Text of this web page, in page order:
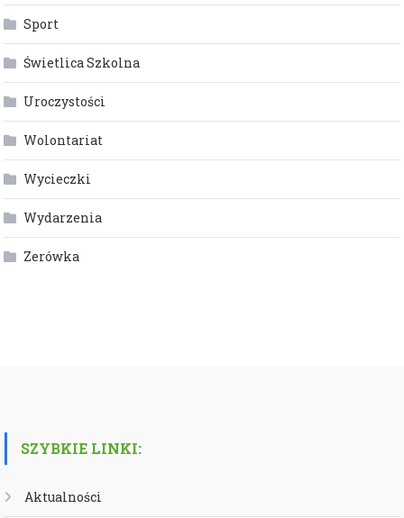
Sport
Świetlica Szkolna
Uroczystości
Wolontariat
Wycieczki
Wydarzenia
Zerówka
SZYBKIE LINKI:
Aktualności